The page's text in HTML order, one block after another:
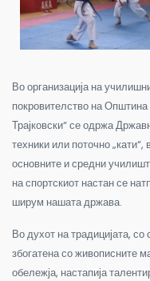
Во организација на
покровителство на
Трајковски“ се одржа
техники или поточно
основните и средни
на спортскиот настан се
ширум нашата држава.
Во духот на традицијата, со
збогатена со живописните
обележја, настапија